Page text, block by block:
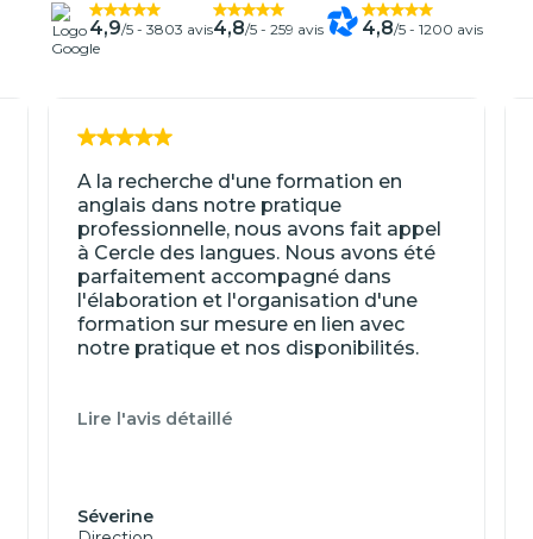
4,9/5 - 3803 avis4,8/5 - 259 avis 4,8/5 - 1200 avis
A la recherche d'une formation en
anglais dans notre pratique
professionnelle, nous avons fait appel
à Cercle des langues. Nous avons été
parfaitement accompagné dans
l'élaboration et l'organisation d'une
formation sur mesure en lien avec
notre pratique et nos disponibilités.
Lire l'avis détaillé
Séverine